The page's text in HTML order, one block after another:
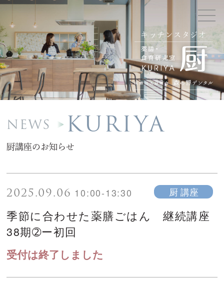
キッチンスタジオ
NEWS KURIYA
厨講座のお知らせ
2025.09.06 10:00-13:30 厨 講座
季節に合わせた薬膳ごはん 継続講座
38期➁ー初回
受付は終了しました